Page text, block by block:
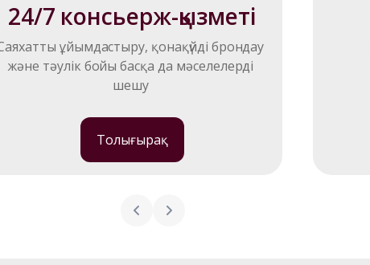
24/7 консьерж-қызметі
ұйымдастыру, қонақүйді брондау
және тәулік бойы басқа да мәселелерді
шешу
Толығырақ